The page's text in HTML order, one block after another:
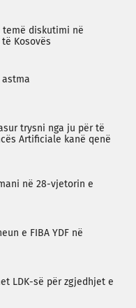
temë diskutimi në
Kosovës
astma
trysni nga ju për të
Artificiale kanë qenë
në 28-vjetorin e
e FIBA YDF në
LDK-së për zgjedhjet e